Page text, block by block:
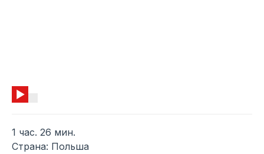
1 час. 26 мин.
Страна: Польша